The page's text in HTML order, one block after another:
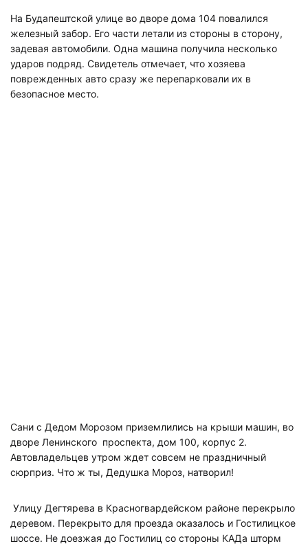
На Будапештской улице во дворе дома 104 повалился
железный забор. Его части летали из стороны в сторону,
задевая автомобили. Одна машина получила несколько
ударов подряд. Свидетель отмечает, что хозяева
поврежденных авто сразу же перепарковали их в
безопасное место.
Сани с Дедом Морозом приземлились на крыши машин, во
дворе Ленинского проспекта, дом 100, корпус 2.
Автовладельцев утром ждет совсем не праздничный
сюрприз. Что ж ты, Дедушка Мороз, натворил!
Улицу Дегтярева в Красногвардейском районе перекрыло
деревом. Перекрыто для проезда оказалось и Гостилицкое
шоссе. Не доезжая до Гостилиц со стороны КАДа шторм